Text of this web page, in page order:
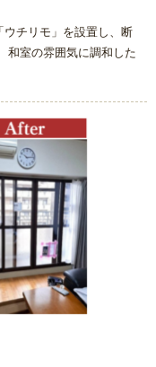
チリモ」を設置し、断
和室の雰囲気に調和した